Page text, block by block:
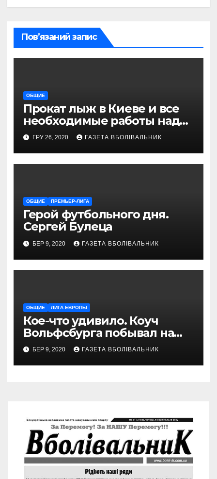
Пов’язаний запис
ОБЩИЕ
Прокат лыж в Киеве и все
необходимые работы над
снаряжением, которое
проводит магазин
«VELOPARK»
ГРУ 26, 2020 ГАЗЕТА ВБОЛІВАЛЬНИК
ОБЩИЕ ПРЕМЬЕР-ЛИГА
Герой футбольного дня.
Сергей Булеца
БЕР 9, 2020 ГАЗЕТА ВБОЛІВАЛЬНИК
ОБЩИЕ ЛИГА ЕВРОПЫ
Кое-что удивило. Коуч
Вольфсбурга побывал на
матче Шахтера с Колосом
БЕР 9, 2020 ГАЗЕТА ВБОЛІВАЛЬНИК